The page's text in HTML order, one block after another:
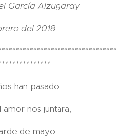
García Alzugaray
del 2018
han pasado
nos juntara,
de mayo